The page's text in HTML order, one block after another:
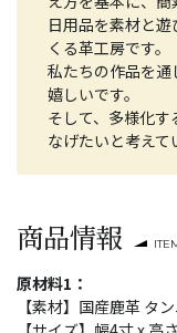
日用品を素材と
くる革工房です。
私たちの作品を
嬉しいです。
そして、多様化
なげたいと考えて
商品情報
原材料1：
【素材】国産鹿革 タ